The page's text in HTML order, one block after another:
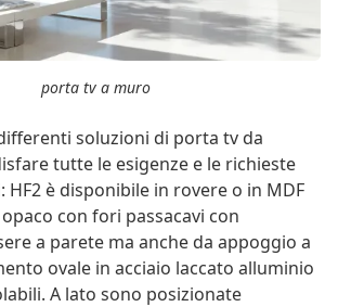
porta tv a muro
soluzioni di porta tv da
tutte le esigenze e le richieste
è disponibile in rovere o in MDF
con fori passacavi con
a parete ma anche da appoggio a
ovale in acciaio laccato alluminio
A lato sono posizionate